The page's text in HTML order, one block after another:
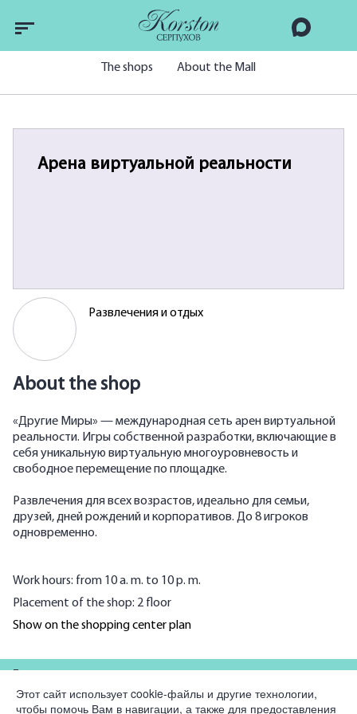
The shops About the Mall
Арена виртуальной реальности
Развлечения и отдых
About the shop
«Другие Миры» — международная сеть арен виртуальной
реальности. Игры собственной разработки, включающие в
себя уникальную виртуальную многоуровневость и
свободное перемещение по площадке.
Развлечения для всех возрастов, идеально для семьи,
друзей, дней рождений и корпоративов. До 8 игроков
одновременно.
Work hours: from 10 a. m. to 10 p. m.
Placement of the shop: 2 floor
Show on the shopping center plan
Company
Этот сайт использует cookie-файлы и другие технологии,
чтобы помочь Вам в навигации, а также для предоставления